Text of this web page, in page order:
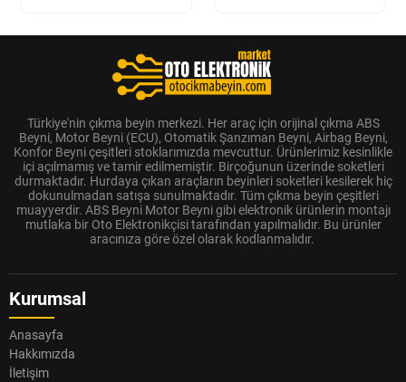
Türkiye'nin çıkma beyin merkezi. Her araç için orijinal çıkma ABS
Beyni, Motor Beyni (ECU), Otomatik Şanzıman Beyni, Airbag Beyni,
Konfor Beyni çeşitleri stoklarımızda mevcuttur. Ürünlerimiz kesinlikle
içi açılmamış ve tamir edilmemiştir. Birçoğunun üzerinde soketleri
durmaktadır. Hurdaya çıkan araçların beyinleri soketleri kesilerek hiç
dokunulmadan satışa sunulmaktadır. Tüm çıkma beyin çeşitleri
muayyerdir. ABS Beyni Motor Beyni gibi elektronik ürünlerin montajı
mutlaka bir Oto Elektronikçisi tarafından yapılmalıdır. Bu ürünler
aracınıza göre özel olarak kodlanmalıdır.
Kurumsal
Anasayfa
Hakkımızda
İletişim